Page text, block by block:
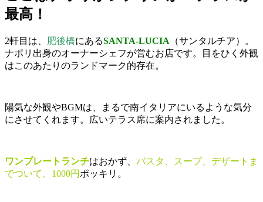
最高！
2軒目は、 肥後橋にあるSANTA-LUCIA （サンタルチア）。
ナポリ出身のオーナーシェフが営むお店です。目をひく外観
はこのあたりのランドマーク的存在。
陽気な外観やBGMは、まるで南イタリアにいるような気分
にさせてくれます。広いテラス席に案内されました。
ワンプレートランチはおかず、 パスタ、スープ、デザートま
でついて、1000円 ポッキリ。